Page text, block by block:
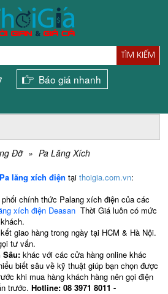
TÌM KIẾM
Báo giá nhanh
Đỡ » Pa Lăng Xích
Pa lăng xích điệntạithoigia.com.vn:
phối chính thức Palang xích điện của các
xích điện Deasan Thời Giá luôn có mức
giao hàng trong ngày tại HCM & Hà Nội.
tư vấn.
Sâu:khác với các cửa hàng online khác
biết sâu về kỹ thuật giúp bạn chọn được
khi mua hàng khách hàng nên gọi điện
trước.Hotline: 08 3971 8011 -